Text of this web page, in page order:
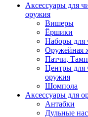
Аксессуары для
оружия
Вишеры
Ёршики
Наборы для
Оружейная
Патчи,
Центры для
оружия
Шомпола
Аксессуары для
Антабки
Дульные